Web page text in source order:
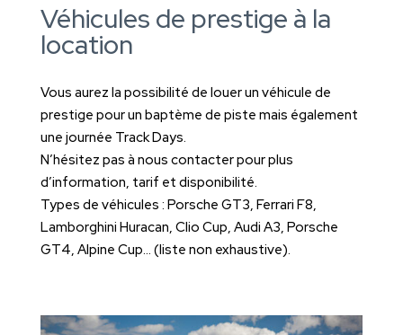
Véhicules de prestige à la
location
Vous aurez la possibilité de louer un véhicule de
prestige pour un baptème de piste mais également
une journée Track Days.
N’hésitez pas à nous contacter pour plus
d’information, tarif et disponibilité.
Types de véhicules : Porsche GT3, Ferrari F8,
Lamborghini Huracan, Clio Cup, Audi A3, Porsche
GT4, Alpine Cup… (liste non exhaustive).